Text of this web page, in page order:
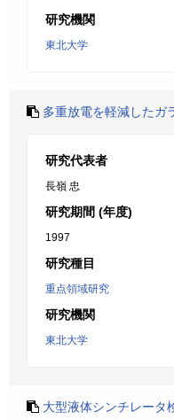
研究機関
東北大学
多重放電を軽減したガ
研究代表者
長嶺 忠
研究期間 (年度)
1997
研究種目
重点領域研究
研究機関
東北大学
大型液体シンチレータ